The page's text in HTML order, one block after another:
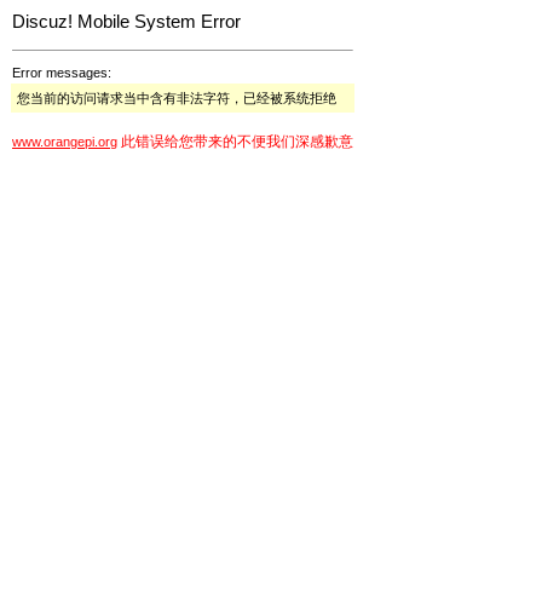
Discuz! Mobile System Error
Error messages:
您当前的访问请求当中含有非法字符，已经被系统拒绝
www.orangepi.org 此错误给您带来的不便我们深感歉意